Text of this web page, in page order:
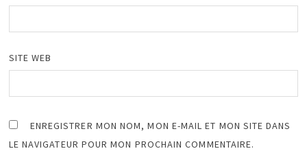
SITE WEB
ENREGISTRER MON NOM, MON E-MAIL ET MON SITE DANS
LE NAVIGATEUR POUR MON PROCHAIN COMMENTAIRE.